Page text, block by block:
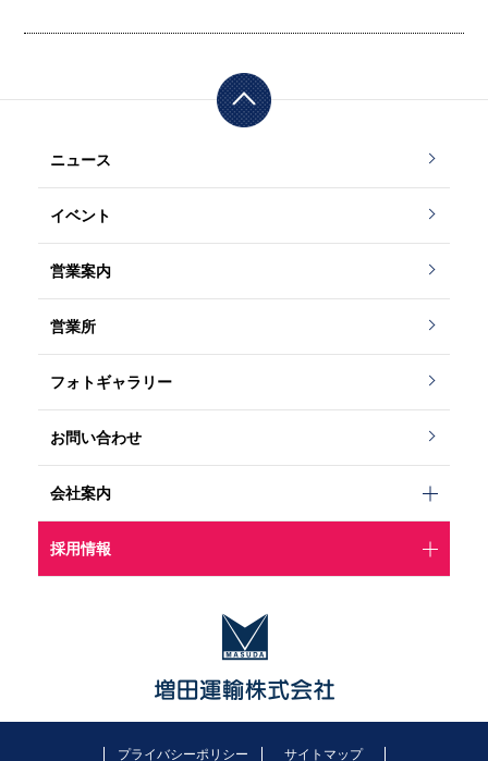
">
rm_id" on null in/
var/www/vhosts/
pdocs/wp/wp-con
ニュース
イベント
営業案内
営業所
フォトギャラリー
お問い合わせ
会社案内
採用情報
プライバシーポリシー サイトマップ